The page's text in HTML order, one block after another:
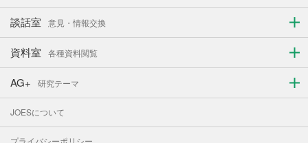
談話室 意見・情報交換
資料室 各種資料閲覧
AG+ 研究テーマ
JOESについて
プライバシーポリシー